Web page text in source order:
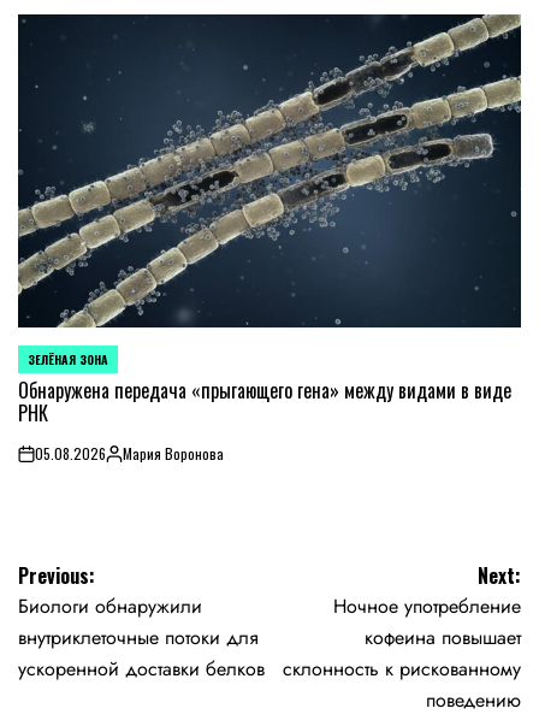
POSTED
IN
ЗЕЛЁНАЯ ЗОНА
Обнаружена передача «прыгающего гена» между видами в виде
РНК
on05.08.2026PostedМария Воронова
Навигация
по
записям
Previous:
Биологи обнаружили
внутриклеточные потоки для
ускоренной доставки белков
Next:
Ночное употребление
кофеина повышает
склонность к рискованному
поведению